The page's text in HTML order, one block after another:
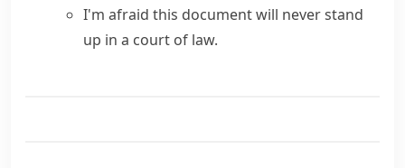
I'm afraid this document will never stand
up in a court of law.